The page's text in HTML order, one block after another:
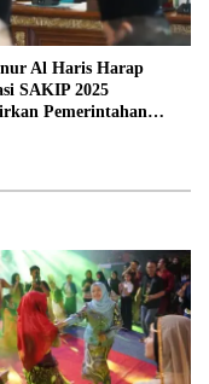
Al Haris Harap
SAKIP 2025
Pemerintahan